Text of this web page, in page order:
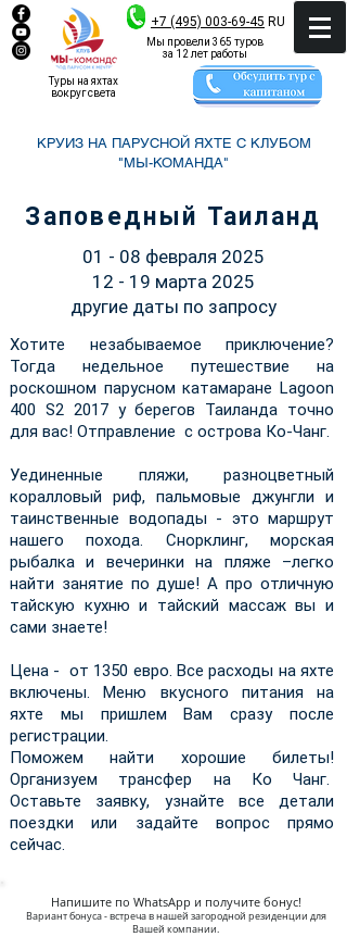
+7 (495) 003-69-45 RU
Туры на яхтах
вокруг света
Мы провели 365 туров
за 12 лет работы
КРУИЗ НА ПАРУСНОЙ ЯХТЕ С КЛУБОМ
"МЫ-КОМАНДА"
Заповедный Таиланд
01 - 08 февраля 2025
12 - 19 марта 2025
другие даты по запросу
Хотите незабываемое приключение?
Тогда недельное путешествие на
роскошном парусном катамаране Lagoon
400 S2 2017 у берегов Таиланда точно
для вас! Отправление с острова Ко-Чанг.
Уединенные пляжи, разноцветный
коралловый риф, пальмовые джунгли и
таинственные водопады - это маршрут
нашего похода. Снорклинг, морская
рыбалка и вечеринки на пляже –легко
найти занятие по душе! А про отличную
тайскую кухню и тайский массаж вы и
сами знаете!
Цена - от 1350 евро. Все расходы на яхте
включены. Меню вкусного питания на
яхте мы пришлем Вам сразу после
регистрации.
Поможем найти хорошие билеты!
Организуем трансфер на Ко Чанг.
Оставьте заявку, узнайте все детали
поездки или задайте вопрос прямо
сейчас.
Напишите по WhatsApp и получите бонус!
Вариант бонуса - встреча в нашей загородной резиденции для
Вашей компании.